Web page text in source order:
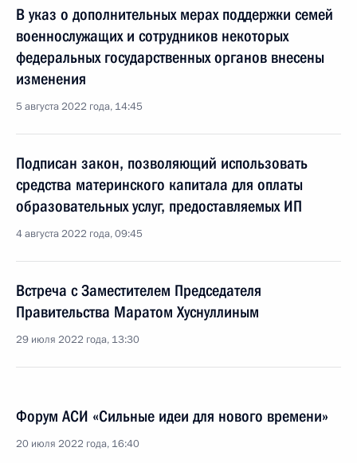
В указ о дополнительных мерах поддержки семей
военнослужащих и сотрудников некоторых
федеральных государственных органов внесены
изменения
5 августа 2022 года, 14:45
Подписан закон, позволяющий использовать
средства материнского капитала для оплаты
образовательных услуг, предоставляемых ИП
4 августа 2022 года, 09:45
Встреча с Заместителем Председателя
Правительства Маратом Хуснуллиным
29 июля 2022 года, 13:30
Форум АСИ «Сильные идеи для нового времени»
20 июля 2022 года, 16:40